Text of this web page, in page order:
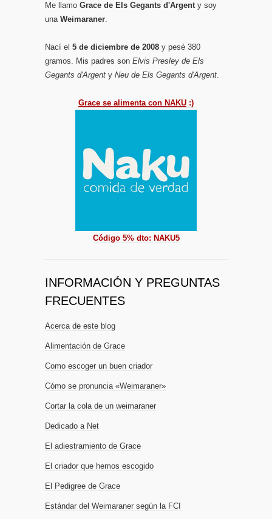
Me llamo Grace de Els Gegants d'Argenty soy
una Weimaraner.
Nací el 5 de diciembre de 2008 y pesé 380
gramos. Mis padres son Elvis Presley de Els
Gegants d'Argent y Neu de Els Gegants d'Argent.
Grace se alimenta con NAKU :)
Código 5% dto: NAKU5
INFORMACIÓN Y PREGUNTAS
FRECUENTES
Acerca de este blog
Alimentación de Grace
Como escoger un buen criador
Cómo se pronuncia «Weimaraner»
Cortar la cola de un weimaraner
Dedicado a Net
El adiestramiento de Grace
El criador que hemos escogido
El Pedigree de Grace
Estándar del Weimaraner según la FCI